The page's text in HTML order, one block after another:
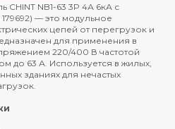
CHINT NB1-63 3P 4А 6кА с
— это модульное
цепей от перегрузок и
для применения в
220/400 В частотой
до 63 А. Используется в жилых,
зданиях для нечастых